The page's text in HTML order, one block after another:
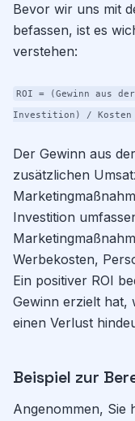
Bevor wir uns mit
befassen, ist es
verstehen:
ROI = (Gewinn aus
Investition) /
Der Gewinn aus
zusätzlichen
Investition
Werbekosten,
Ein positiver ROI
Gewinn erzielt hat,
einen Verlust
Beispiel zur
Angenommen, Sie